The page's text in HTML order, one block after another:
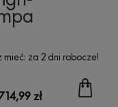
mieć: za 2 dni robocze!
zł